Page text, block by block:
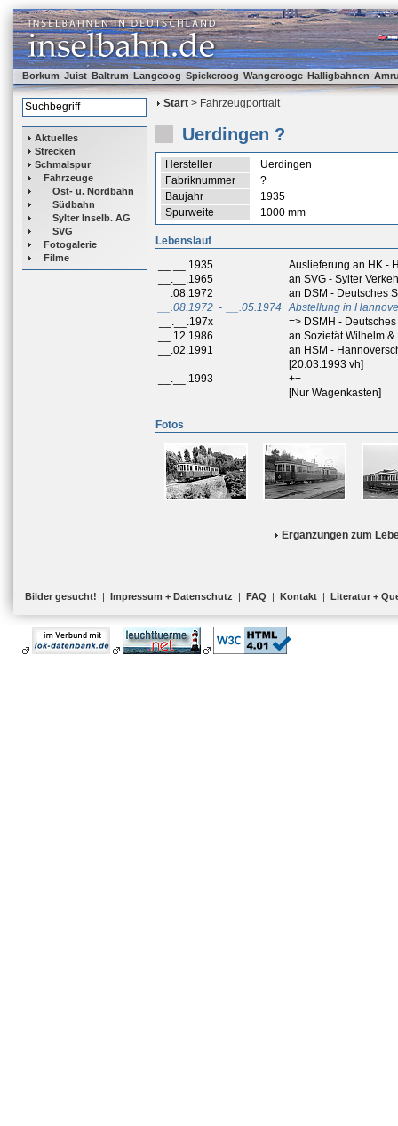
Borkum Juist Baltrum Langeoog Spiekeroog Wangerooge Halligbahnen
Aktuelles
Strecken
Schmalspur
Fahrzeuge
Ost- u. Nordbahn
Südbahn
Sylter Inselb. AG
SVG
Fotogalerie
Filme
Start > Fahrzeugportrait
Uerdingen ?
Hersteller
Uerdingen
Fabriknummer
?
Baujahr
1935
Spurweite
1000 mm
Lebenslauf
__.__.1935
Auslieferung an HK -
__.__.1965
an SVG - Sylter
__.08.1972
an DSM - Deutsches
__.08.1972 - __.05.1974
Abstellung in
__.__.197x
=> DSMH -
__.12.1986
an Sozietät Wilhelm
__.02.1991
an HSM -
[20.03.1993 vh]
__.__.1993
++
[Nur Wagenkasten]
Fotos
Ergänzungen zum
Bilder gesucht! | Impressum + Datenschutz | FAQ | Kontakt | Literatur +